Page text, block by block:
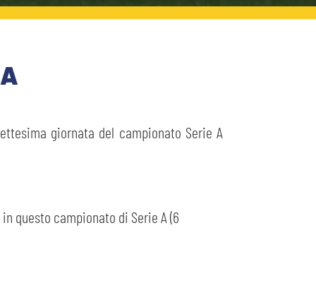
giornata del campionato Serie A
questo campionato di Serie A (6